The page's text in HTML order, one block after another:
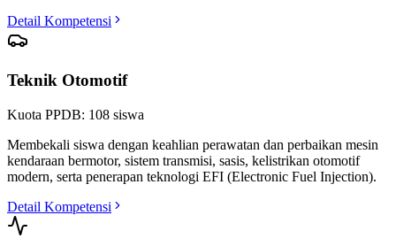
Detail Kompetensi
Teknik Otomotif
Kuota PPDB: 108 siswa
Membekali siswa dengan keahlian perawatan dan perbaikan mesin
kendaraan bermotor, sistem transmisi, sasis, kelistrikan otomotif
modern, serta penerapan teknologi EFI (Electronic Fuel Injection).
Detail Kompetensi